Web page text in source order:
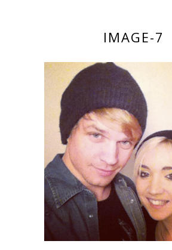
IMAGE-7